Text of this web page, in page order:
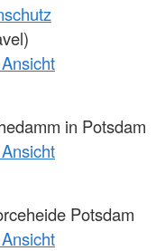
in Potsdam
Potsdam